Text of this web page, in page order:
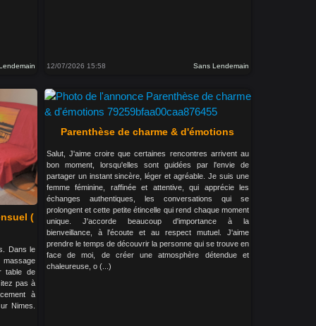
12/07/2026 15:58 Sans Lendemain
(
Dans le
table de
pas à
à
Nimes.
Parenthèse de charme & d'émotions
Salut, J'aime croire que certaines rencontres arrivent au
bon moment, lorsqu'elles sont guidées par l'envie de
partager un instant sincère, léger et agréable. Je suis une
femme féminine, raffinée et attentive, qui apprécie les
échanges authentiques, les conversations qui se
prolongent et cette petite étincelle qui rend chaque moment
unique. J'accorde beaucoup d'importance à la
bienveillance, à l'écoute et au respect mutuel. J'aime
prendre le temps de découvrir la personne qui se trouve en
face de moi, de créer une atmosphère détendue et
chaleureuse, o (...)